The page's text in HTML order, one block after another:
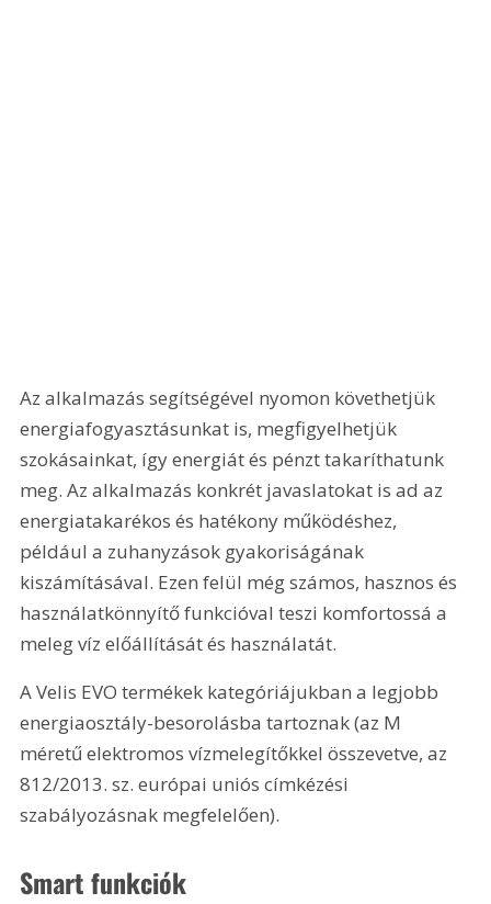
Az alkalmazás segítségével nyomon követhetjük
energiafogyasztásunkat is, megfigyelhetjük
szokásainkat, így energiát és pénzt takaríthatunk
meg. Az alkalmazás konkrét javaslatokat is ad az
energiatakarékos és hatékony működéshez,
például a zuhanyzások gyakoriságának
kiszámításával. Ezen felül még számos, hasznos és
használatkönnyítő funkcióval teszi komfortossá a
meleg víz előállítását és használatát.
A Velis EVO termékek kategóriájukban a legjobb
energiaosztály-besorolásba tartoznak (az M
méretű elektromos vízmelegítőkkel összevetve, az
812/2013. sz. európai uniós címkézési
szabályozásnak megfelelően).
Smart funkciók